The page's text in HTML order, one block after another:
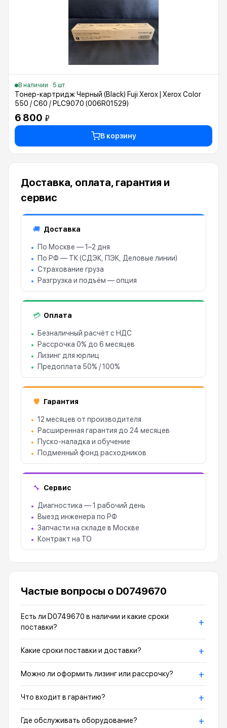
В наличии · 5 шт.
Тонер-картридж Черный (Black) Fuji Xerox | Xerox Color
550 / C60 / PLC9070 (006R01529)
6 800 ₽
В корзину
Доставка, оплата, гарантия и
сервис
🚚 Доставка
По Москве — 1–2 дня
По РФ — ТК (СДЭК, ПЭК, Деловые линии)
Страхование груза
Разгрузка и подъём — опция
💳 Оплата
Безналичный расчёт с НДС
Рассрочка 0% до 6 месяцев
Лизинг для юрлиц
Предоплата 50% / 100%
🛡 Гарантия
12 месяцев от производителя
Расширенная гарантия до 24 месяцев
Пуско-наладка и обучение
Подменный фонд расходников
🔧 Сервис
Диагностика — 1 рабочий день
Выезд инженера по РФ
Запчасти на складе в Москве
Контракт на ТО
Частые вопросы о D0749670
Есть ли D0749670 в наличии и какие сроки
поставки?
+
Какие сроки поставки и доставки? +
Можно ли оформить лизинг или рассрочку? +
Что входит в гарантию? +
Где обслуживать оборудование? +